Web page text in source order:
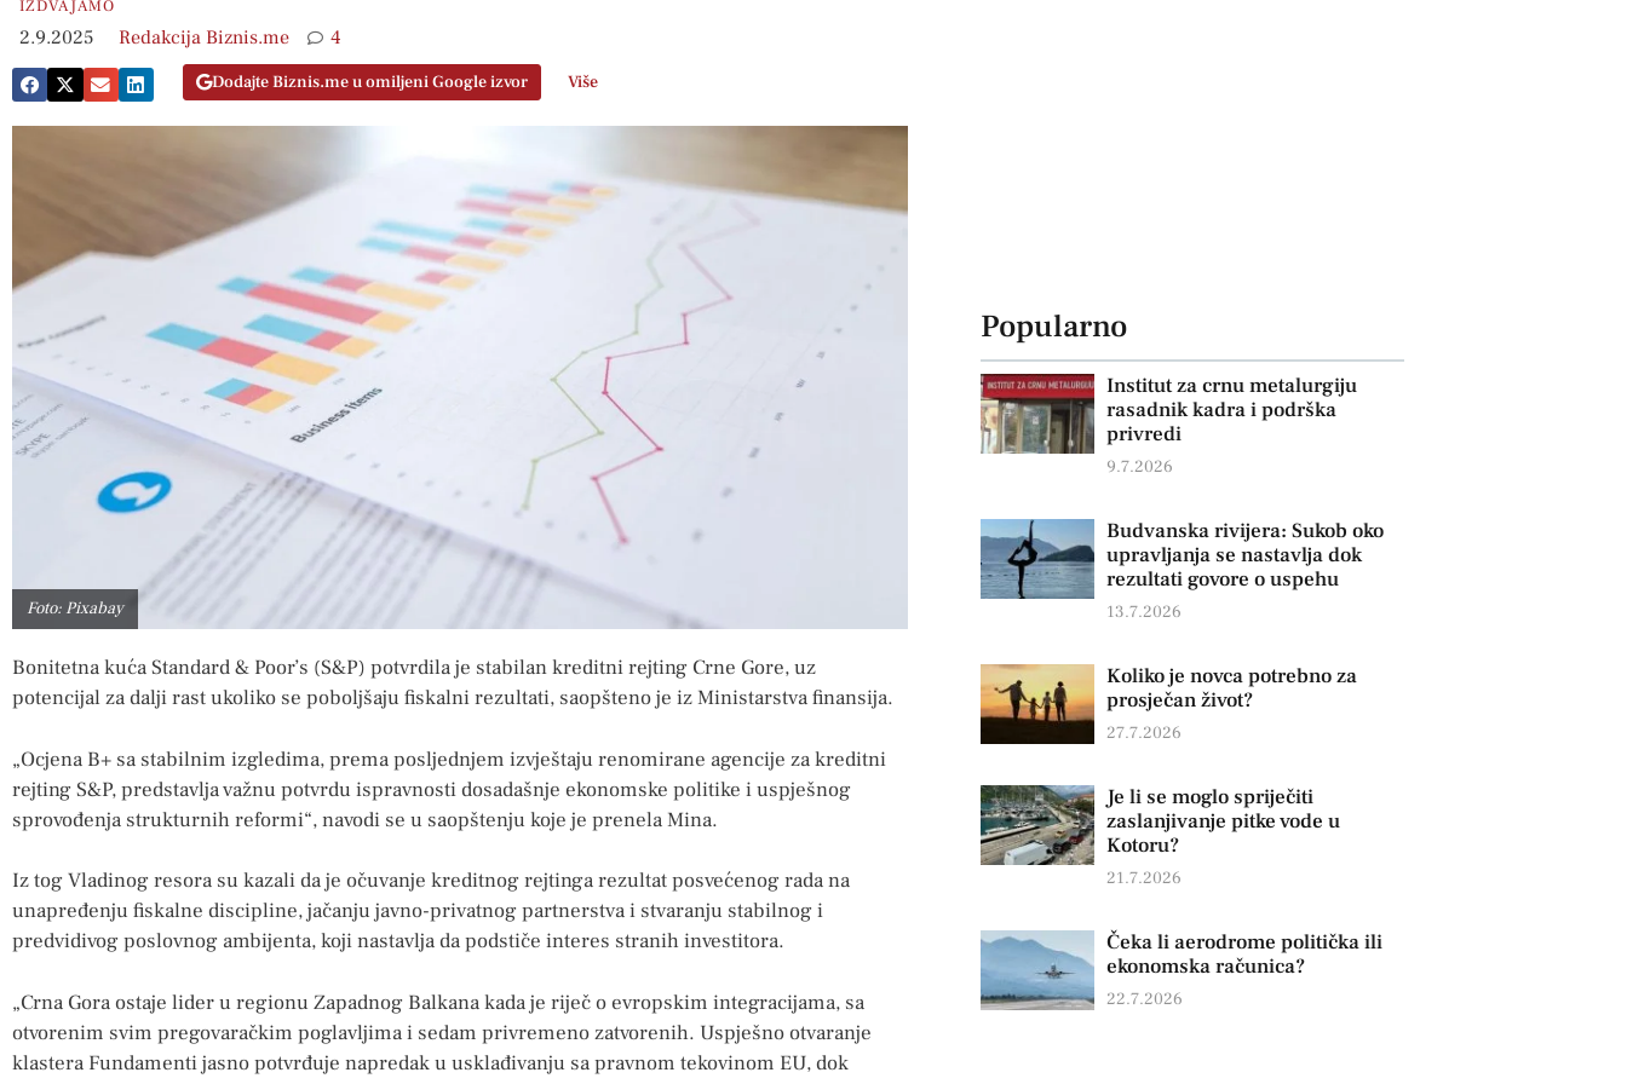
IZDVAJAMO
2.9.2025 Redakcija Biznis.me 4
Dodajte Biznis.me u omiljeni Google izvor Više
Foto: Pixabay
Bonitetna kuća Standard & Poor’s (S&P) potvrdila je stabilan kreditni rejting Crne Gore, uz
potencijal za dalji rast ukoliko se poboljšaju fiskalni rezultati, saopšteno je iz Ministarstva finansija.
„Ocjena B+ sa stabilnim izgledima, prema posljednjem izvještaju renomirane agencije za kreditni
rejting S&P, predstavlja važnu potvrdu ispravnosti dosadašnje ekonomske politike i uspješnog
sprovođenja strukturnih reformi“, navodi se u saopštenju koje je prenela Mina.
Iz tog Vladinog resora su kazali da je očuvanje kreditnog rejtinga rezultat posvećenog rada na
unapređenju fiskalne discipline, jačanju javno-privatnog partnerstva i stvaranju stabilnog i
predvidivog poslovnog ambijenta, koji nastavlja da podstiče interes stranih investitora.
„Crna Gora ostaje lider u regionu Zapadnog Balkana kada je riječ o evropskim integracijama, sa
otvorenim svim pregovaračkim poglavljima i sedam privremeno zatvorenih. Uspješno otvaranje
klastera Fundamenti jasno potvrđuje napredak u usklađivanju sa pravnom tekovinom EU, dok
Popularno
Institut za crnu metalurgiju
rasadnik kadra i podrška
privredi
9.7.2026
Budvanska rivijera: Sukob oko
upravljanja se nastavlja dok
rezultati govore o uspehu
13.7.2026
Koliko je novca potrebno za
prosječan život?
27.7.2026
Je li se moglo spriječiti
zaslanjivanje pitke vode u
Kotoru?
21.7.2026
Čeka li aerodrome politička ili
ekonomska računica?
22.7.2026